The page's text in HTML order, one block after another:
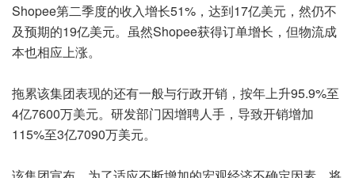
Shopee第二季度的收入增长51%，达到17亿美元，然仍不
及预期的19亿美元。虽然Shopee获得订单增长，但物流成
本也相应上涨。
拖累该集团表现的还有一般与行政开销，按年上升95.9%至
4亿7600万美元。研发部门因增聘人手，导致开销增加
115%至3亿7090万美元。